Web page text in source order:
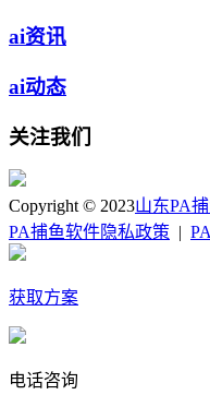
ai资讯
ai动态
关注我们
Copyright © 2023山东PA
PA捕鱼软件隐私政策
获取方案
电话咨询